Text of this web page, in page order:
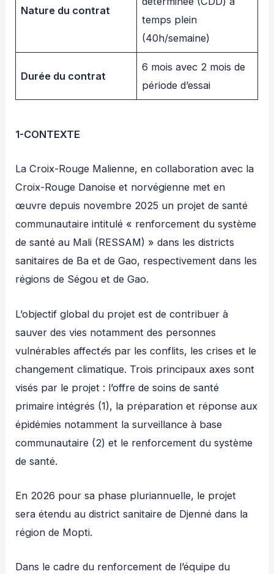
Nature du contrat
temps plein
(40h/semaine)
Durée du contrat
6 mois avec 2 mois de
période d’essai
1-CONTEXTE
La Croix-Rouge Malienne, en collaboration avec la
Croix-Rouge Danoise et norvégienne met en
œuvre depuis novembre 2025 un projet de santé
communautaire intitulé « renforcement du système
de santé au Mali (RESSAM) » dans les districts
sanitaires de Ba et de Gao, respectivement dans les
régions de Ségou et de Gao.
L’objectif global du projet est de contribuer à
sauver des vies notamment des personnes
vulnérables affectés par les conflits, les crises et le
changement climatique. Trois principaux axes sont
visés par le projet : l’offre de soins de santé
primaire intégrés (1), la préparation et réponse aux
épidémies notamment la surveillance à base
communautaire (2) et le renforcement du système
de santé.
En 2026 pour sa phase pluriannuelle, le projet
sera étendu au district sanitaire de Djenné dans la
région de Mopti.
Dans le cadre du renforcement de l’équipe du